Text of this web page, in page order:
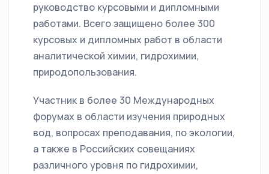
руководство курсовыми и дипломными
работами. Всего защищено более 300
курсовых и дипломных работ в области
аналитической химии, гидрохимии,
природопользования.
Участник в более 30 Международных
форумах в области изучения природных
вод, вопросах преподавания, по экологии,
а также в Российских совещаниях
различного уровня по гидрохимии,